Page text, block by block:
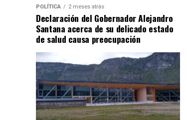
POLÍTICA 2 meses atrás
Declaración del Gobernador Alejandro
Santana acerca de su delicado estado
de salud causa preocupación